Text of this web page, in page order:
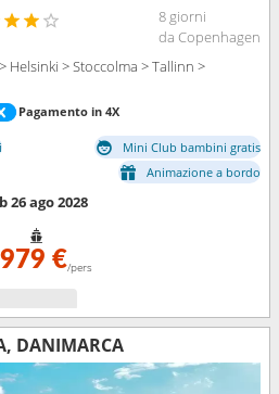
8 giorni
da Copenhagen
> Stoccolma > Tallinn >
Pagamento in 4X
Mini Club bambini gratis
Animazione a bordo
26 ago 2028
979 €/pers
DANIMARCA